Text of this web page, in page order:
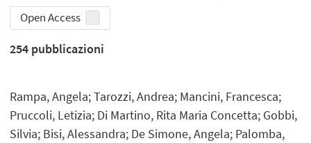
Open Access
254 pubblicazioni
Rampa, Angela; Tarozzi, Andrea; Mancini, Francesca;
Pruccoli, Letizia; Di Martino, Rita Maria Concetta; Gobbi,
Silvia; Bisi, Alessandra; De Simone, Angela; Palomba,